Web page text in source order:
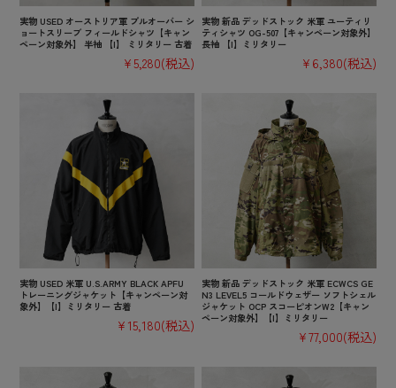
実物 USED オーストリア軍 プルオーバー シ
ョートスリーブ フィールドシャツ【キャン
ペーン対象外】 半袖 【I】 ミリタリー 古着
¥5,280(税込)
実物 新品 デッドストック 米軍 ユーティリ
ティシャツ OG-507【キャンペーン対象外】
長袖 【I】ミリタリー
¥6,380(税込)
実物 USED 米軍 U.S.ARMY BLACK APFU
トレーニングジャケット【キャンペーン対
象外】【I】ミリタリー 古着
¥15,180(税込)
実物 新品 デッドストック 米軍 ECWCS GE
N3 LEVEL5 コールドウェザー ソフトシェル
ジャケット OCP スコーピオンW2【キャン
ペーン対象外】【I】ミリタリー
¥77,000(税込)